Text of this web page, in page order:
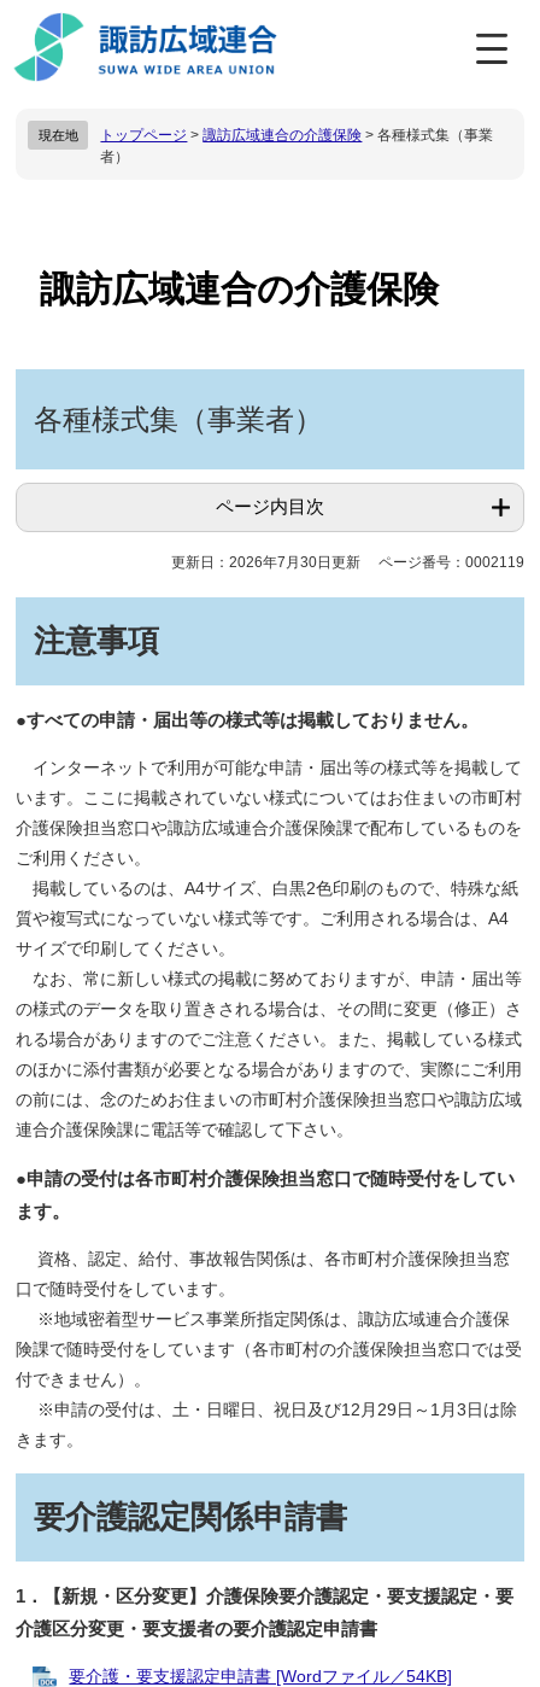
ジ
ュ
現在地 トップページ >諏訪広域連合の介護保険 >各種様式集（事業
者）
諏訪広域連合の介護保険
各種様式集（事業者）
ページ内目次
更新日：2026年7月30日更新 ページ番号：0002119
注意事項
●すべての申請・届出等の様式等は掲載しておりません。
インターネットで利用が可能な申請・届出等の様式等を掲載して
います。ここに掲載されていない様式についてはお住まいの市町村
介護保険担当窓口や諏訪広域連合介護保険課で配布しているものを
ご利用ください。
掲載しているのは、A4サイズ、白黒2色印刷のもので、特殊な紙
質や複写式になっていない様式等です。ご利用される場合は、A4
サイズで印刷してください。
なお、常に新しい様式の掲載に努めておりますが、申請・届出等
の様式のデータを取り置きされる場合は、その間に変更（修正）さ
れる場合がありますのでご注意ください。また、掲載している様式
のほかに添付書類が必要となる場合がありますので、実際にご利用
の前には、念のためお住まいの市町村介護保険担当窓口や諏訪広域
連合介護保険課に電話等で確認して下さい。
●申請の受付は各市町村介護保険担当窓口で随時受付をしてい
ます。
資格、認定、給付、事故報告関係は、各市町村介護保険担当窓
口で随時受付をしています。
※地域密着型サービス事業所指定関係は、諏訪広域連合介護保
険課で随時受付をしています（各市町村の介護保険担当窓口では受
付できません）。
※申請の受付は、土・日曜日、祝日及び12月29日～1月3日は除
きます。
要介護認定関係申請書
1．【新規・区分変更】介護保険要介護認定・要支援認定・要
介護区分変更・要支援者の要介護認定申請書
要介護・要支援認定申請書 [Wordファイル／54KB]